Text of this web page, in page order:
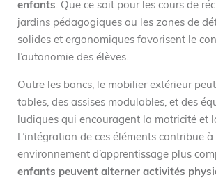
enfants. Que ce soit pour les cours de
jardins pédagogiques ou les zones de
solides et ergonomiques favorisent le
l’autonomie des élèves.
Outre les bancs, le mobilier extérieur
tables, des assises modulables, et des
ludiques qui encouragent la motricité et
L’intégration de ces éléments contribue à
environnement d’apprentissage plus
enfants peuvent alterner activités